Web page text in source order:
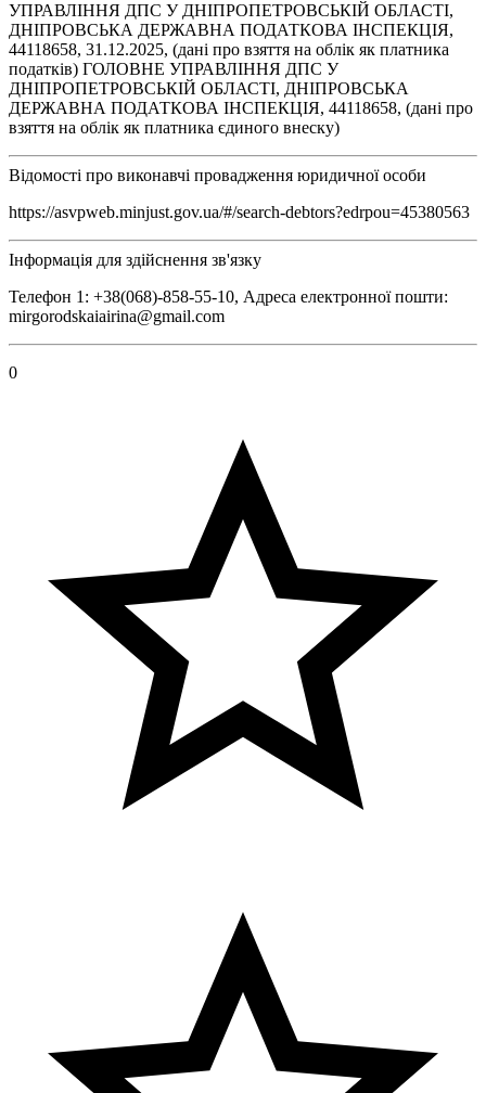
УПРАВЛІННЯ ДПС У ДНІПРОПЕТРОВСЬКІЙ ОБЛАСТІ,
ДНІПРОВСЬКА ДЕРЖАВНА ПОДАТКОВА ІНСПЕКЦІЯ,
44118658, 31.12.2025, (дані про взяття на облік як платника
податків) ГОЛОВНЕ УПРАВЛІННЯ ДПС У
ДНІПРОПЕТРОВСЬКІЙ ОБЛАСТІ, ДНІПРОВСЬКА
ДЕРЖАВНА ПОДАТКОВА ІНСПЕКЦІЯ, 44118658, (дані про
взяття на облік як платника єдиного внеску)
Відомості про виконавчі провадження юридичної особи
https://asvpweb.minjust.gov.ua/#/search-debtors?edrpou=45380563
Інформація для здійснення зв'язку
Телефон 1: +38(068)-858-55-10, Адреса електронної пошти:
mirgorodskaiairina@gmail.com
0